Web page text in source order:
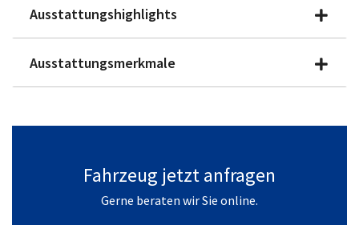
Ausstattungshighlights
Ausstattungsmerkmale
Fahrzeug jetzt anfragen
Gerne beraten wir Sie online.